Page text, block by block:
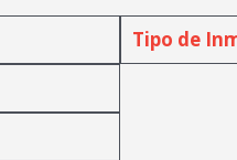
Tipo de